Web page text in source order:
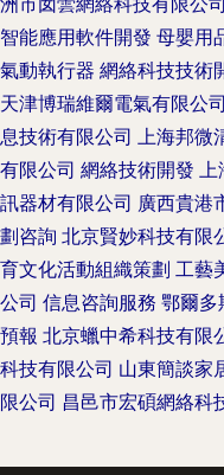
智能應用軟件開發 母嬰用
氣動執行器 網絡科技技術
天津博瑞維爾電氣有限公司
息技術有限公司 上海邦微
有限公司 網絡技術開發 上
訊器材有限公司 廣西貴港
劃咨詢 北京賢妙科技有限
育文化活動組織策劃 工藝
公司 信息咨詢服務 鄂爾多
預報 北京蠟中希科技有限
科技有限公司 山東簡談家
限公司 昌邑市宏碩網絡科